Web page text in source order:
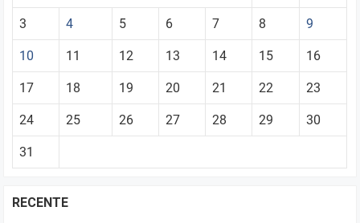
3 4 5 6 7 8 9
10 11 12 13 14 15 16
17 18 19 20 21 22 23
24 25 26 27 28 29 30
31
RECENTE